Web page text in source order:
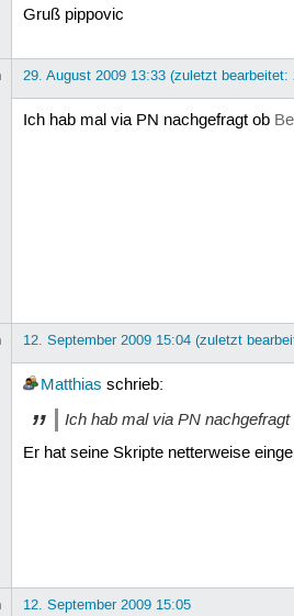
Gruß pippovic
29. August 2009 13:33 (zuletzt bearbeitet:
Ich hab mal via PN nachgefragt ob
12. September 2009 15:04 (zuletzt
Matthias schrieb:
Ich hab mal via PN nachgefragt
Er hat seine Skripte netterweise
12. September 2009 15:05